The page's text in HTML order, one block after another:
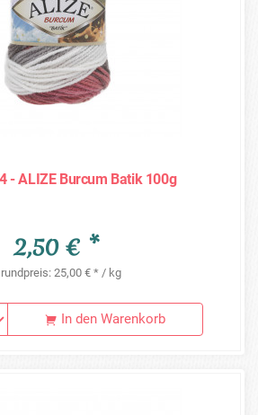
- ALIZE Burcum Batik 100g
2,50 € *
25,00 € * / kg
In den Warenkorb